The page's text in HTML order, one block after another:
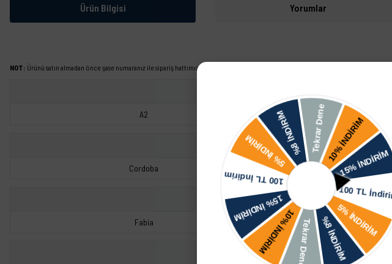
Ürün Bilgisi Yorumlar
NOT: Ürünü satın almadan önce şase numaranız ile sipariş hattımızdan kontrol ettirmeniz tavsiye edilir.
A2
Cordoba
Fabia